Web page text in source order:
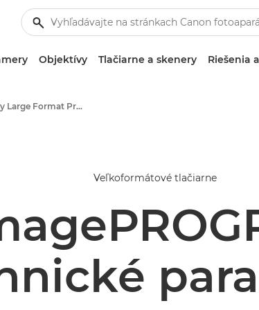
Objektívy Tlačiarne a skenery Riešenia
High-Quality Large Format Printers for CAD/GIS and Stunning Graphics
Veľkoformátové tlačiarne